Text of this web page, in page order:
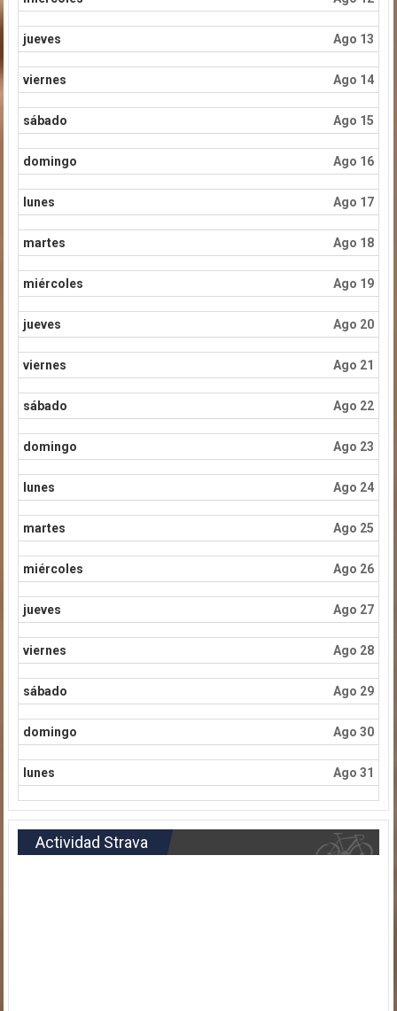
jueves Ago 13
viernes Ago 14
sábado Ago 15
domingo Ago 16
lunes Ago 17
martes Ago 18
miércoles Ago 19
jueves Ago 20
viernes Ago 21
sábado Ago 22
domingo Ago 23
lunes Ago 24
martes Ago 25
miércoles Ago 26
jueves Ago 27
viernes Ago 28
sábado Ago 29
domingo Ago 30
lunes Ago 31
Actividad Strava